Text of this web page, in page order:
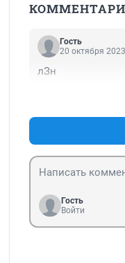
Гость
20 октября
лЗн
Гость
Войти